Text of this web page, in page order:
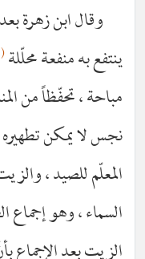
وقال ابن زهرة
ينتفع به منفعة محلّلة(٤)
مباحة ، تحفّظاً من
نجس لا يمكن
المعلّم للصيد ،
السماء ، وهو إجماع